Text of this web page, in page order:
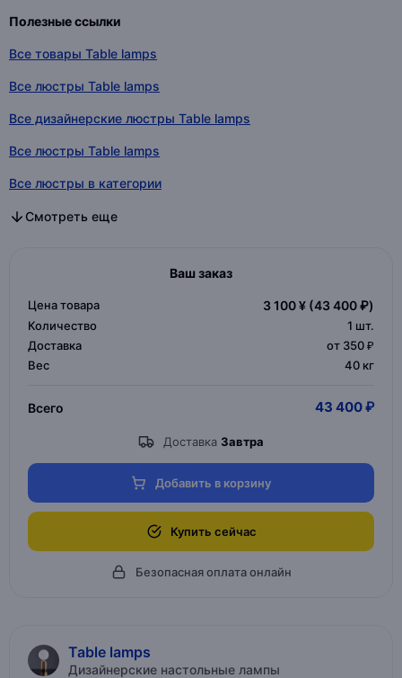
Полезные ссылки
Все товары Table lamps
Все люстры Table lamps
Все дизайнерские люстры Table lamps
Все люстры Table lamps
Все люстры в категории
Все дизайнерские люстры в категории
Все люстры в категории
Смотреть еще
Ваш заказ
Цена товара 3 100 ¥ (43 400 ₽)
Количество 1 шт.
Доставка
от 350 ₽
Вес
40 кг
Всего 43 400 ₽
Доставка Завтра
Добавить в корзину
Купить сейчас
Безопасная оплата онлайн
Table lamps
Дизайнерские настольные лампы